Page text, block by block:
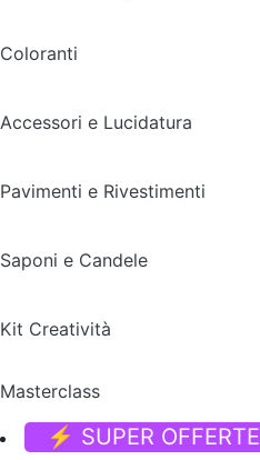
Coloranti
Accessori e Lucidatura
Pavimenti e Rivestimenti
Saponi e Candele
Kit Creatività
Masterclass
⚡ SUPER OFFERTE